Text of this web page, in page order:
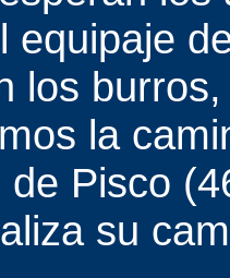
equipaje
los
la
de Pisco
su